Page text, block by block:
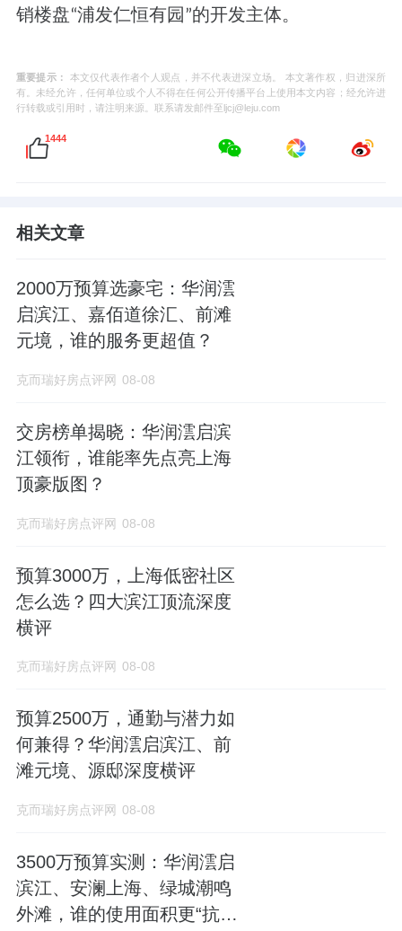
销楼盘“浦发仁恒有园”的开发主体。
重要提示：
本文仅代表作者个人观点，并不代表进深立场。 本文著作权，归进深所
有。未经允许，任何单位或个人不得在任何公开传播平台上使用本文内容；经允许进
行转载或引用时，请注明来源。联系请发邮件至ljcj@leju.com
1444
相关文章
2000万预算选豪宅：华润澐
启滨江、嘉佰道徐汇、前滩
元境，谁的服务更超值？
克而瑞好房点评网 08-08
交房榜单揭晓：华润澐启滨
江领衔，谁能率先点亮上海
顶豪版图？
克而瑞好房点评网 08-08
预算3000万，上海低密社区
怎么选？四大滨江顶流深度
横评
克而瑞好房点评网 08-08
预算2500万，通勤与潜力如
何兼得？华润澐启滨江、前
滩元境、源邸深度横评
克而瑞好房点评网 08-08
3500万预算实测：华润澐启
滨江、安澜上海、绿城潮鸣
外滩，谁的使用面积更“抗